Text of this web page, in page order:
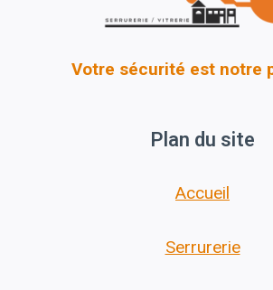
Votre sécurité est notre
Plan du site
Accueil
Serrurerie